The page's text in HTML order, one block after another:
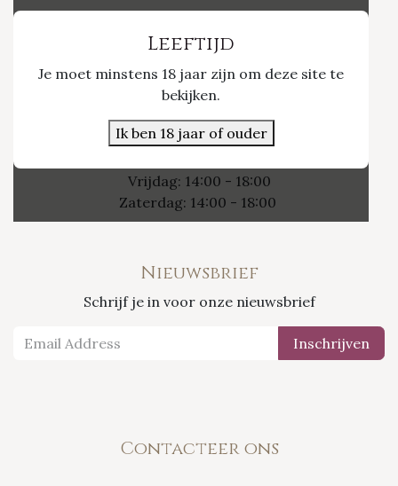
Leeftijd
Je moet minstens 18 jaar zijn om deze site te
bekijken.
Ik ben 18 jaar of ouder
Nieuwpoort 21/1
Openingsuren
Vrijdag: 14:00 - 18:00
Zaterdag: 14:00 - 18:00
Nieuwsbrief
Schrijf je in voor onze nieuwsbrief
Inschrijven
Contacteer ons